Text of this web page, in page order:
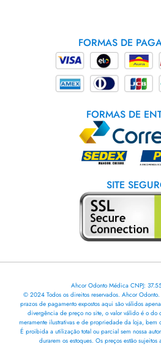
FORMAS DE
FORMAS DE
SITE
Ahcor Odonto Médica CNPJ:
© 2024 Todos os direitos reservados. Ahcor
prazos de pagamento expostos aqui são válidos
divergência de preço no site, o valor válido é o do
meramente ilustrativas e de propriedade da loja, bem
É proibida a utilização total ou parcial sem nossa
durarem os estoques. Os preços estão sujeitos